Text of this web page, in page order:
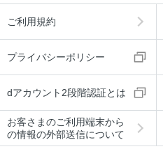
ご利用規約
プライバシーポリシー
dアカウント2段階認証とは
お客さまのご利用端末から
の情報の外部送信について